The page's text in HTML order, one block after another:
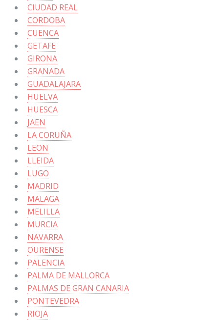
CIUDAD REAL
CORDOBA
CUENCA
GETAFE
GIRONA
GRANADA
GUADALAJARA
HUELVA
HUESCA
JAEN
LA CORUÑA
LEON
LLEIDA
LUGO
MADRID
MALAGA
MELILLA
MURCIA
NAVARRA
OURENSE
PALENCIA
PALMA DE MALLORCA
PALMAS DE GRAN CANARIA
PONTEVEDRA
RIOJA